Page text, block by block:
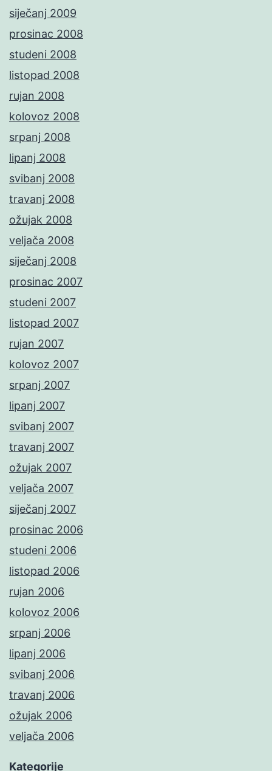
siječanj 2009
prosinac 2008
studeni 2008
listopad 2008
rujan 2008
kolovoz 2008
srpanj 2008
lipanj 2008
svibanj 2008
travanj 2008
ožujak 2008
veljača 2008
siječanj 2008
prosinac 2007
studeni 2007
listopad 2007
rujan 2007
kolovoz 2007
srpanj 2007
lipanj 2007
svibanj 2007
travanj 2007
ožujak 2007
veljača 2007
siječanj 2007
prosinac 2006
studeni 2006
listopad 2006
rujan 2006
kolovoz 2006
srpanj 2006
lipanj 2006
svibanj 2006
travanj 2006
ožujak 2006
veljača 2006
Kategorije